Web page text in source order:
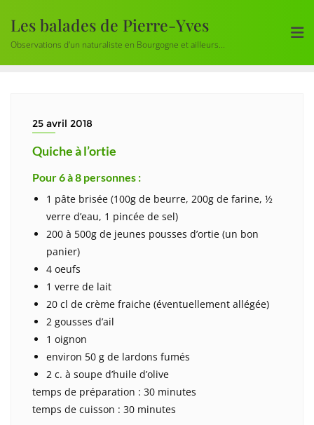
content
Les balades de Pierre-Yves
Observations d'un naturaliste en Bourgogne et ailleurs...
25 avril 2018
Quiche à l’ortie
Pour 6 à 8 personnes :
1 pâte brisée (100g de beurre, 200g de farine, ½
verre d’eau, 1 pincée de sel)
200 à 500g de jeunes pousses d’ortie (un bon
panier)
4 oeufs
1 verre de lait
20 cl de crème fraiche (éventuellement allégée)
2 gousses d’ail
1 oignon
environ 50 g de lardons fumés
2 c. à soupe d’huile d’olive
temps de préparation : 30 minutes
temps de cuisson : 30 minutes